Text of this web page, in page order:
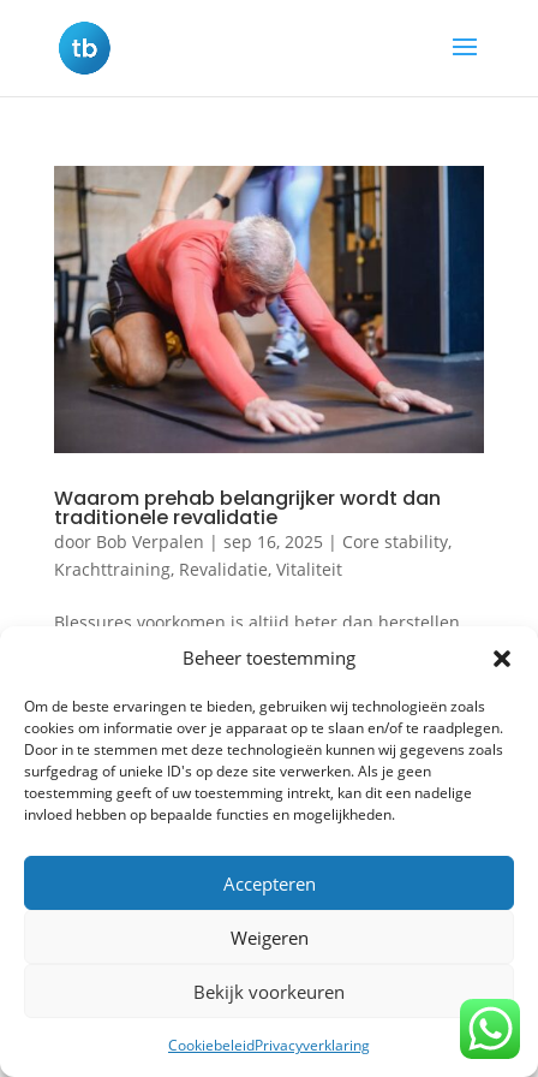
Beheer toestemming
Om de beste ervaringen te bieden, gebruiken wij technologieën zoals
cookies om informatie over je apparaat op te slaan en/of te raadplegen.
Door in te stemmen met deze technologieën kunnen wij gegevens zoals
surfgedrag of unieke ID's op deze site verwerken. Als je geen
toestemming geeft of uw toestemming intrekt, kan dit een nadelige
invloed hebben op bepaalde functies en mogelijkheden.
Accepteren
Weigeren
Bekijk voorkeuren
CookiebeleidPrivacyverklaring
Waarom prehab belangrijker wordt dan
traditionele revalidatie
door Bob Verpalen | sep 16, 2025 | Core stability,
Krachttraining, Revalidatie, Vitaliteit
Blessures voorkomen is altijd beter dan herstellen
van een blessure. Prehab, oftewel preventieve
training, richt zich op het versterken van kwetsbare
spieren en gewrichten voordat er klachten ontstaan.
Door slim te trainen, verklein je de kans op blessures
en blijf je...
Privacy verklaring-Algemene voorwaarden-
Copyright TrainBeter 2025 |Website design by
BeatsbySV